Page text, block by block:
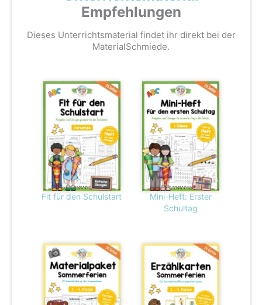
Empfehlungen
Dieses Unterrichtsmaterial findet ihr direkt bei der
MaterialSchmiede.
Fit für den Schulstart
Mini-Heft: Erster
Schultag